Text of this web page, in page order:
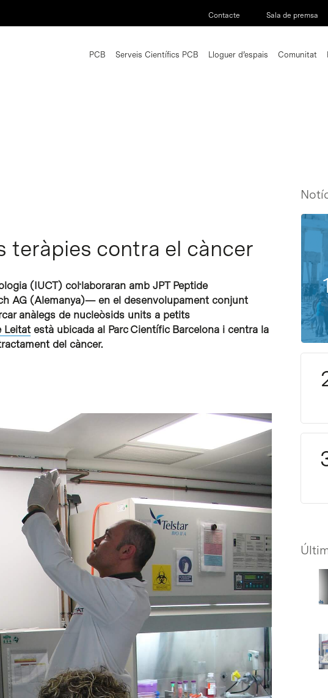
Contacte Sala de premsa
PCB Serveis Científics PCB Lloguer d’espais Comunitat
teràpies contra el càncer
(IUCT) col·laboraran amb JPT Peptide
AG (Alemanya)— en el desenvolupament conjunt
anàlegs de nucleòsids units a petits
Leitat està ubicada al Parc Científic Barcelona i centra la
del càncer.